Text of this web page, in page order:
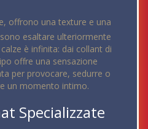
offrono una texture e una
esaltare ulteriormente
è infinita: dai collant di
offre una sensazione
per provocare, sedurre o
un momento intimo.
Specializzate